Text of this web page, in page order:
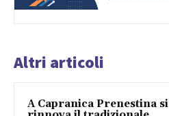
Altri articoli
A Capranica Prenestina si